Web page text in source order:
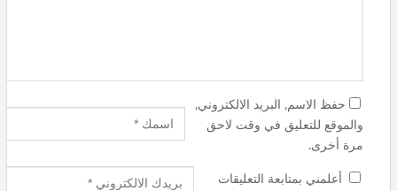
حفظ الاسم, البريد الالكتروني,
والموقع للتعليق في وقت لاحق
مرة أخرى.
أعلمني بمتابعة التعليقات